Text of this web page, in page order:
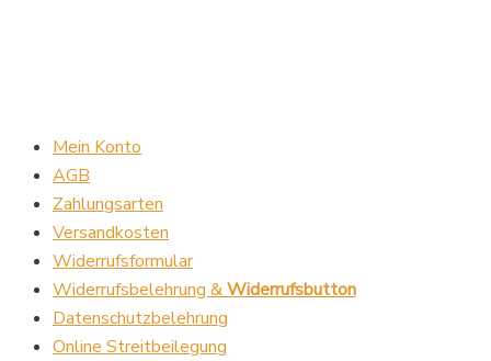
Mein Konto
AGB
Zahlungsarten
Versandkosten
Widerrufsformular
Widerrufsbelehrung &Widerrufsbutton
Datenschutzbelehrung
Online Streitbeilegung